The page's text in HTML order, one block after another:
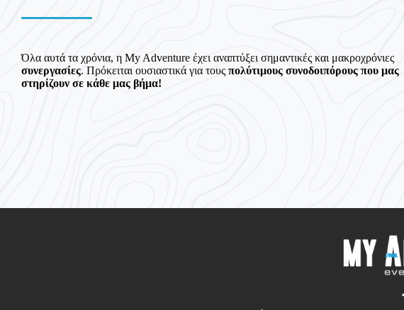
Όλα αυτά τα χρόνια, η My Adventure έχει αναπτύξει σημαντικές και μακροχρόνιες
συνεργασίες. Πρόκειται ουσιαστικά για τους πολύτιμους συνοδοιπόρους που μας
στηρίζουν σε κάθε μας βήμα!